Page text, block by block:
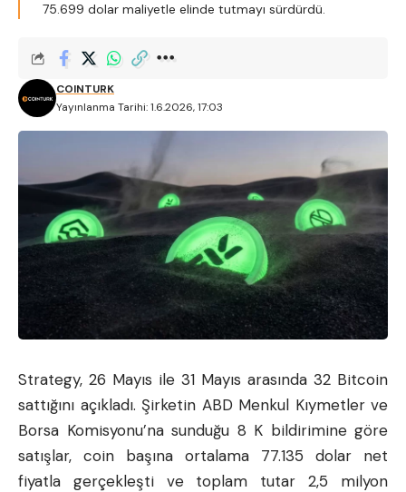
75.699 dolar maliyetle elinde tutmayı sürdürdü.
Yayınlanma Tarihi: 1.6.2026, 17:03
COINTURK
Strategy, 26 Mayıs ile 31 Mayıs arasında 32 Bitcoin
sattığını açıkladı. Şirketin ABD Menkul Kıymetler ve
Borsa Komisyonu’na sunduğu 8 K bildirimine göre
satışlar, coin başına ortalama 77.135 dolar net
fiyatla gerçekleşti ve toplam tutar 2,5 milyon